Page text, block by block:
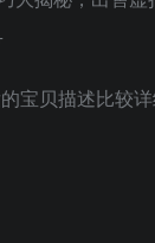
宝贝描述比较